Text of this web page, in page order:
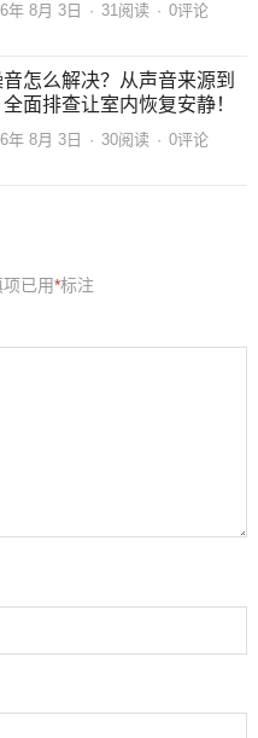
年 8月 3日 · 31阅读 · 0评论
怎么解决？从声音来源到
面排查让室内恢复安静！
年 8月 3日 · 30阅读 · 0评论
已用*标注